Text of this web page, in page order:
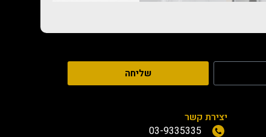
שליחה
יצירת קשר
03-9335335